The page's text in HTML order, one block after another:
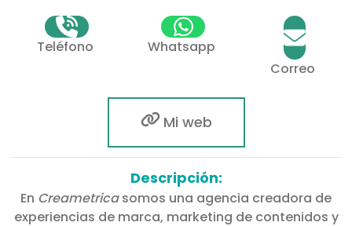
Teléfono
Whatsapp
Correo
Mi web
Descripción:
En Creametricasomos una agencia creadora de
experiencias de marca, marketing de contenidos y